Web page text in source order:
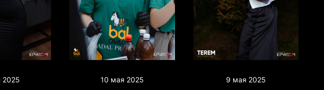
2025 10 мая 2025 9 мая 2025